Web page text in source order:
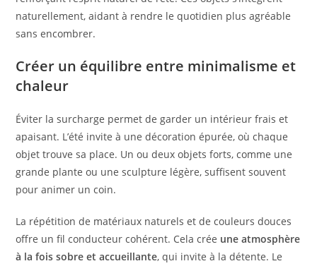
naturellement, aidant à rendre le quotidien plus agréable
sans encombrer.
Créer un équilibre entre minimalisme et
chaleur
Éviter la surcharge permet de garder un intérieur frais et
apaisant. L’été invite à une décoration épurée, où chaque
objet trouve sa place. Un ou deux objets forts, comme une
grande plante ou une sculpture légère, suffisent souvent
pour animer un coin.
La répétition de matériaux naturels et de couleurs douces
offre un fil conducteur cohérent. Cela crée une atmosphère
à la fois sobre et accueillante, qui invite à la détente. Le